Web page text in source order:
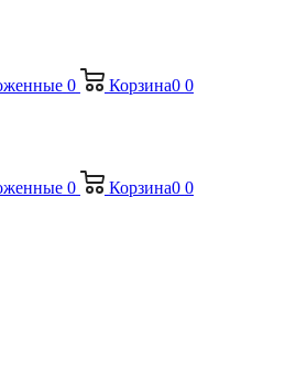
0 Корзина0 0
0 Корзина0 0